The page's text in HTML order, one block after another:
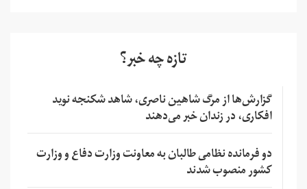
تازه چه خبر؟
گزارش‌ها از مرگ شاهین ناصری، شاهد شکنجه نوید
افکاری، در زندان خبر می‌دهند
دو فرمانده نظامی طالبان به معاونت وزارت دفاع و وزارت
کشور منصوب شدند